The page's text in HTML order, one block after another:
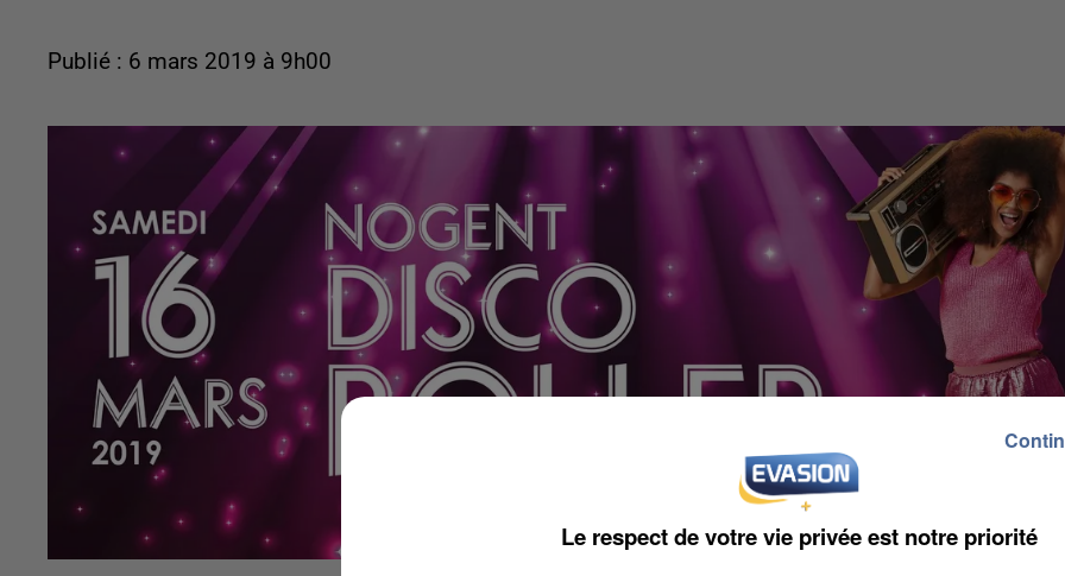
Publié : 6 mars 2019 à 9h00
Le respect de votre vie privée est notre priorité